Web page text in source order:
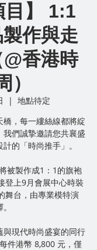
目】 1:1
作與走
香港時
）
  |
地點待定
，每一縷絲線都將綻
們誠摯邀請您共襄盛
的「時尚推手」。
被製作成1：1的旗袍
登上9月會展中心時裝
舞台，由專業模特演
現代時尚盛宴的同行
件港幣 8,800 元，僅